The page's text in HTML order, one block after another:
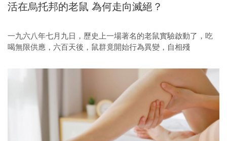
活在烏托邦的老鼠 為何走向滅絕？
一九六八年七月九日，歷史上一場著名的老鼠實驗啟動了，吃
喝無限供應，六百天後，鼠群竟開始行為異變，自相殘